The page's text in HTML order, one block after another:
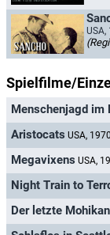
USA,
Spielfilme/
Menschenjagd im
Aristocats USA, 1970
Megavixens USA,
Night Train to
Der letzte